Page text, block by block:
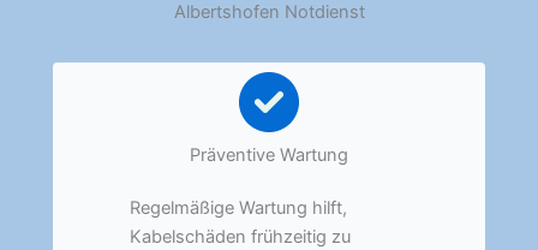
Albertshofen Notdienst
Präventive Wartung
Regelmäßige Wartung hilft,
Kabelschäden frühzeitig zu